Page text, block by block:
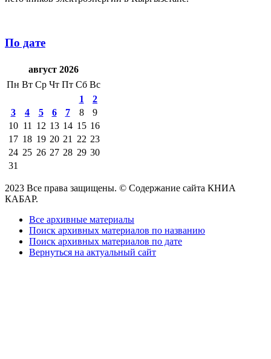
По дате
август 2026
Пн Вт Ср Чт Пт Сб Вс
1
2
3
4 5 6 7 8
9
10 11 12 13 14 15 16
17 18 19 20 21 22 23
24 25 26 27 28 29 30
31
2023 Все права защищены. © Содержание сайта КНИА
КАБАР.
Все архивные материалы
Поиск архивных материалов по названию
Поиск архивных материалов по дате
Вернуться на актуальный сайт